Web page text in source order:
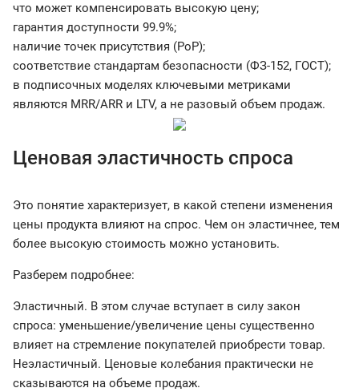
что может компенсировать высокую цену;
гарантия доступности 99.9%;
наличие точек присутствия (PoP);
соответствие стандартам безопасности (ФЗ-152, ГОСТ);
в подписочных моделях ключевыми метриками
являются MRR/ARR и LTV, а не разовый объем продаж.
Ценовая эластичность спроса
Это понятие характеризует, в какой степени изменения
цены продукта влияют на спрос. Чем он эластичнее, тем
более высокую стоимость можно установить.
Разберем подробнее:
Эластичный. В этом случае вступает в силу закон
спроса: уменьшение/увеличение цены существенно
влияет на стремление покупателей приобрести товар.
Неэластичный. Ценовые колебания практически не
сказываются на объеме продаж.